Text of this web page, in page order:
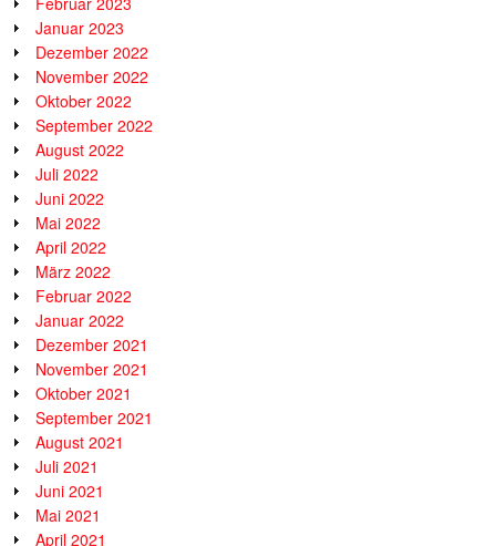
Januar 2023
Dezember 2022
November 2022
Oktober 2022
September 2022
August 2022
Juli 2022
Juni 2022
Mai 2022
April 2022
März 2022
Februar 2022
Januar 2022
Dezember 2021
November 2021
Oktober 2021
September 2021
August 2021
Juli 2021
Juni 2021
Mai 2021
April 2021